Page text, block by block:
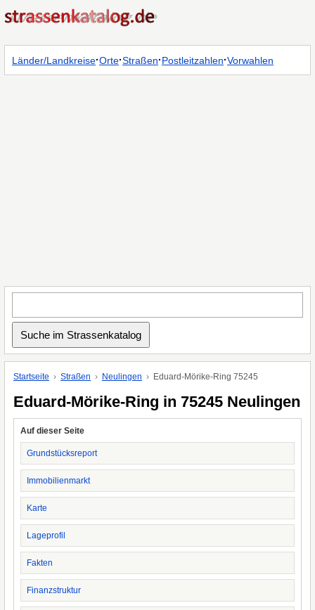
Länder/Landkreise·Orte·Straßen·Postleitzahlen·Vorwahlen
Startseite Straßen Neulingen Eduard-Mörike-Ring 75245
Eduard-Mörike-Ring in 75245 Neulingen
Auf dieser Seite
Grundstücksreport
Immobilienmarkt
Karte
Lageprofil
Fakten
Finanzstruktur